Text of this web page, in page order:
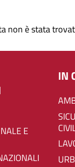
non è stata
IN
SICUREZZA E PROTEZIONE